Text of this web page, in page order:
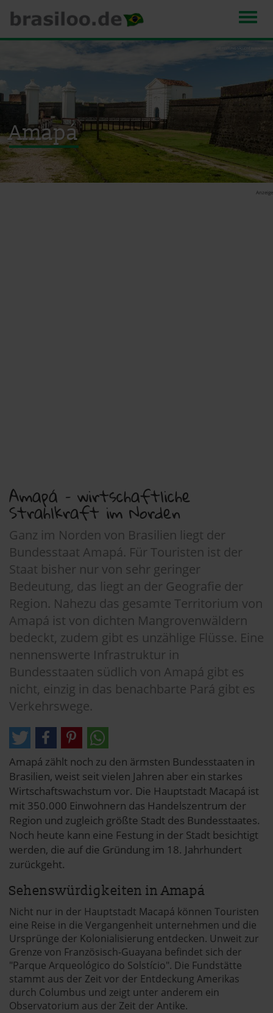
Amapá
DIE FESTUNG SÃO JOSÉ IN MACAPÁ
Anzeige
Amapá – wirtschaftliche
Strahlkraft im Norden
Ganz im Norden von Brasilien liegt der
Bundesstaat Amapá. Für Touristen ist der
Staat bisher nur von sehr geringer
Bedeutung, das liegt an der Geografie der
Region. Nahezu das gesamte Territorium von
Amapá ist von dichten Mangrovenwäldern
bedeckt, zudem gibt es unzählige Flüsse. Eine
nennenswerte Infrastruktur in
Bundesstaaten südlich von Amapá gibt es
nicht, einzig in das benachbarte Pará gibt es
Verkehrswege.
Amapá zählt noch zu den ärmsten Bundesstaaten in
Brasilien, weist seit vielen Jahren aber ein starkes
Wirtschaftswachstum vor. Die Hauptstadt Macapá ist
mit 350.000 Einwohnern das Handelszentrum der
Region und zugleich größte Stadt des Bundesstaates.
Noch heute kann eine Festung in der Stadt besichtigt
werden, die auf die Gründung im 18. Jahrhundert
zurückgeht.
Sehenswürdigkeiten in Amapá
Nicht nur in der Hauptstadt Macapá können Touristen
eine Reise in die Vergangenheit unternehmen und die
Ursprünge der Kolonialisierung entdecken. Unweit zur
Grenze von Französisch-Guayana befindet sich der
"Parque Arqueológico do Solstício". Die Fundstätte
stammt aus der Zeit vor der Entdeckung Amerikas
durch Columbus und zeigt unter anderem ein
Observatorium aus der Zeit der Antike.